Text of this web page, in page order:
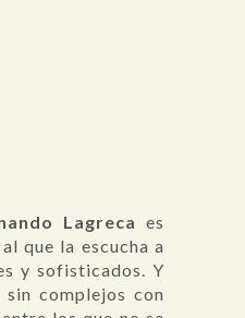
Lagrecaes
que la escucha a
y sofisticados. Y
complejos con